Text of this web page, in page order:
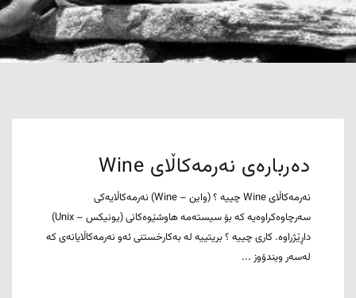
دەربارەی نەرمەکاڵای Wine
نەرمەکاڵای Wine چییە ؟ (واین – Wine) نەرمەکاڵایەکی
سەرچاوەکراوەیە کە بۆ سیستەمە هاوشێوەکانی (یونیکس – Unix)
داڕێژراوە. کاری چییە ؟ بریتییە لە بەکارخستنی ئەو نەرمەکاڵایانەی کە
لەسەر ویندۆوز ...